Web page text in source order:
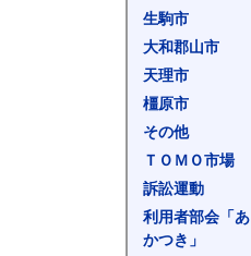
生駒市
大和郡山市
天理市
橿原市
その他
ＴＯＭＯ市場
訴訟運動
利用者部会「あ
かつき」